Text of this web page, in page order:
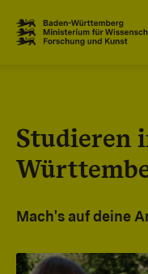
Studieren
Mach's auf deine